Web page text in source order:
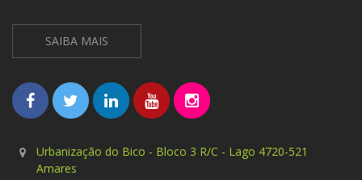
SAIBA MAIS
Urbanização do Bico - Bloco 3 R/C - Lago 4720-521
Amares